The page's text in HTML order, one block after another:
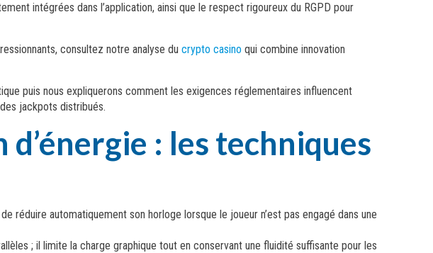
intégrées dans l’application, ainsi que le respect rigoureux du RGPD pour
consultez notre analyse ducrypto casino qui combine innovation
puis nous expliquerons comment les exigences réglementaires influencent
jackpots distribués.
: les techniques
réduire automatiquement son horloge lorsque le joueur n’est pas engagé dans une
; il limite la charge graphique tout en conservant une fluidité suffisante pour les